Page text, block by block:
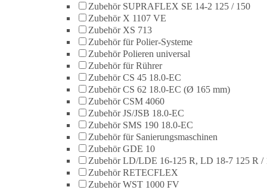
Zubehör SUPRAFLEX SE 14-2 125 / 150
Zubehör X 1107 VE
Zubehör XS 713
Zubehör für Polier-Systeme
Zubehör Polieren universal
Zubehör für Rührer
Zubehör CS 45 18.0-EC
Zubehör CS 62 18.0-EC (Ø 165 mm)
Zubehör CSM 4060
Zubehör JS/JSB 18.0-EC
Zubehör SMS 190 18.0-EC
Zubehör für Sanierungsmaschinen
Zubehör GDE 10
Zubehör LD/LDE 16-125 R, LD 18-7 125 R /
Zubehör RETECFLEX
Zubehör WST 1000 FV